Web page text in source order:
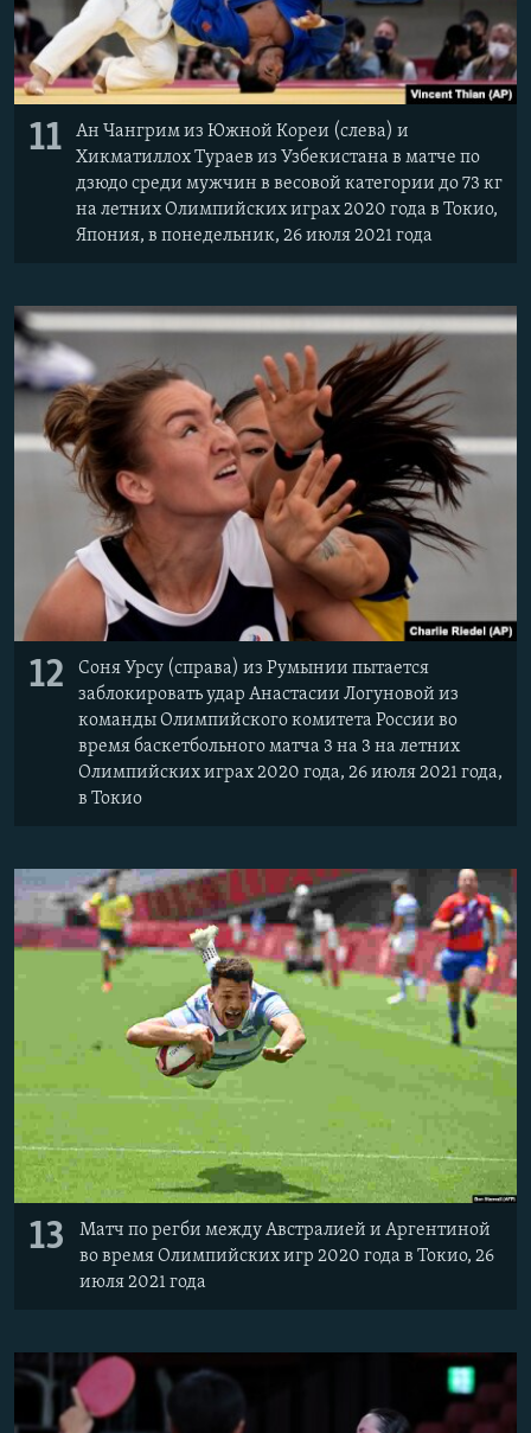
11
Ан Чангрим из Южной Кореи (слева) и
Хикматиллох Тураев из Узбекистана в матче по
дзюдо среди мужчин в весовой категории до 73 кг
на летних Олимпийских играх 2020 года в Токио,
Япония, в понедельник, 26 июля 2021 года
12
Соня Урсу (справа) из Румынии пытается
заблокировать удар Анастасии Логуновой из
команды Олимпийского комитета России во
время баскетбольного матча 3 на 3 на летних
Олимпийских играх 2020 года, 26 июля 2021 года,
в Токио
13
Матч по регби между Австралией и Аргентиной
во время Олимпийских игр 2020 года в Токио, 26
июля 2021 года